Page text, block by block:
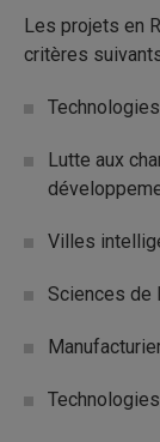
Les projets en
critères
Lutte aux
Villes
Sciences de